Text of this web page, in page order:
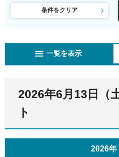
条件をクリア
一覧を表示
2026年6月13日（
ト
2026年